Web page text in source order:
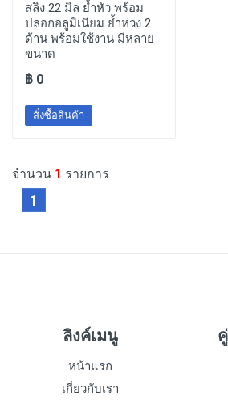
สลิง 22 มิล ย้ำหัว พร้อม
ปลอกอลูมิเนียม ย้ำห่วง 2
ด้าน พร้อมใช้งาน มีหลาย
ขนาด
฿ 0
สั่งซื้อสินค้า
จำนวน 1 รายการ
1
ลิงค์เมนู
หน้าแรก
เกี่ยวกับเรา